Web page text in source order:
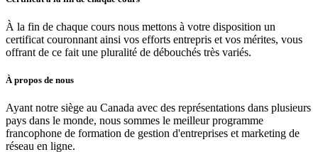
À la fin de chaque cours nous mettons à votre disposition un
certificat couronnant ainsi vos efforts entrepris et vos mérites, vous
offrant de ce fait une pluralité de débouchés très variés.
À propos de nous
Ayant notre siège au Canada avec des représentations dans plusieurs
pays dans le monde, nous sommes le meilleur programme
francophone de formation de gestion d'entreprises et marketing de
réseau en ligne.